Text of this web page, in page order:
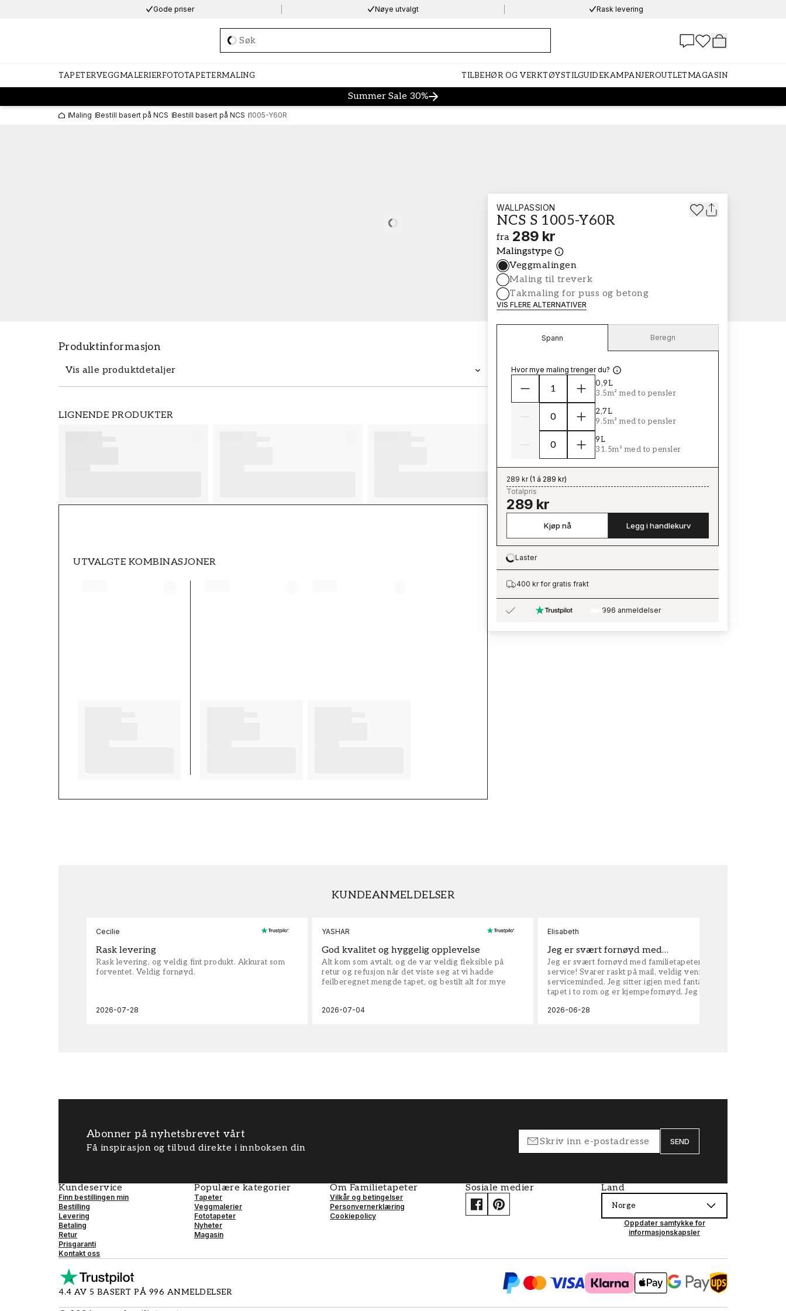
Gode priser Nøye utvalgt Rask levering
Loading…
TAPETERVEGGMALERIERFOTOTAPETERMALING TILBEHØR OG VERKTØYSTILGUIDEKAMPANJEROUTLETMAGASIN
Summer Sale 30%
Maling Bestill basert på NCS Bestill basert på NCS 1005-Y60R
Loading…
Produktinformasjon
Vis alle produktdetaljer
LIGNENDE PRODUKTER
UTVALGTE KOMBINASJONER
WALLPASSION
NCS S 1005-Y60R
fra 289 kr
Malingstype
Veggmalingen
Maling til treverk
Takmaling for puss og betong
VIS FLERE ALTERNATIVER
Spann Beregn
Hvor mye maling trenger du?
0,9L
3.5m² med to pensler
2,7L
9.5m² med to pensler
9L
31.5m² med to pensler
289 kr(1 á 289 kr)
Totalpris
289 kr
Kjøp nå Legg i handlekurv
Loading…
Laster
400 kr for gratis frakt
996 anmeldelser
KUNDEANMELDELSER
Cecilie
Rask levering
Rask levering, og veldig fint produkt. Akkurat som
forventet. Veldig fornøyd.
2026-07-28
YASHAR
God kvalitet og hyggelig opplevelse
Alt kom som avtalt, og de var veldig fleksible på
retur og refusjon når det viste seg at vi hadde
feilberegnet mengde tapet, og bestilt alt for mye
2026-07-04
Elisabeth
Jeg er svært fornøyd med…
Jeg er svært fornøyd med familietapeter. Maken til
service! Svarer raskt på mail, veldig vennlige og
serviceminded. Jeg sitter igjen med fantastisk fin
tapet i to rom og er kjempefornøyd. Jeg anbefaler
2026-06-28
Abonner på nyhetsbrevet vårt
Få inspirasjon og tilbud direkte i innboksen din
SEND
Kundeservice
Finn bestillingen min
Bestilling
Levering
Betaling
Retur
Prisgaranti
Kontakt oss
Populære kategorier
Tapeter
Veggmalerier
Fototapeter
Nyheter
Magasin
Om Familietapeter
Vilkår og betingelser
Personvernerklæring
Cookiepolicy
Sosiale medier Land
Norge
Oppdater samtykke for
informasjonskapsler
4.4 AV 5 BASERT PÅ 996 ANMELDELSER